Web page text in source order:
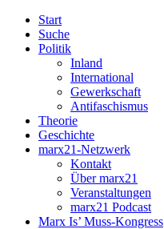
Start
Suche
Politik
Inland
International
Gewerkschaft
Antifaschismus
Theorie
Geschichte
marx21-Netzwerk
Kontakt
Über marx21
Veranstaltungen
marx21 Podcast
Marx Is’ Muss-Kongress